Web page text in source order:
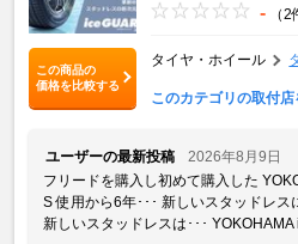
この商品の
価格を比較する
- （2
タイヤ・ホイール
このカテゴリの取付店
ユーザーの最新投稿
2026年8月9日
フリードを購入し初めて購入した
S 使用から6年･･･ 新しいスタッドレス
新しいスタッドレスは･･･ YOKOHAMA i